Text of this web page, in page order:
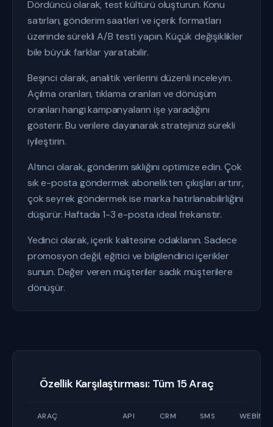
Dördüncü olarak, test kültürü oluşturun. Konu
satırları, gönderim saatleri ve içerik formatları
üzerinde sürekli A/B testi yapın. Küçük değişiklikler
bile büyük farklar yaratabilir.
Beşinci olarak, analitik verilerini düzenli inceleyin.
Açılma oranları, tıklama oranları ve dönüşüm
oranları hangi kampanyaların işe yaradığını
gösterir. Bu verilere dayanarak stratejinizi sürekli
iyileştirin.
Altıncı olarak, gönderim sıklığını optimize edin. Çok
sık e-posta göndermek abonelikten çıkışları artırır,
çok seyrek göndermek ise marka hatırlanabilirliğini
düşürür. Haftada 1-3 e-posta ideal frekanstır.
Yedinci olarak, içerik kalitesine odaklanın. Sadece
promosyon değil, eğitici ve bilgilendirici içerikler
sunun. Değer veren müşteriler sadık müşterilere
dönüşür.
Özellik Karşılaştırması: Tüm 15 Araç
ARAÇ API CRM SMS WEBINAR